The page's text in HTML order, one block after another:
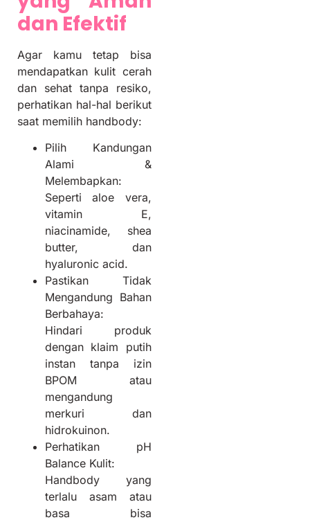
dan Efektif
Agar kamu tetap bisa
mendapatkan kulit cerah
dan sehat tanpa resiko,
perhatikan hal-hal berikut
saat memilih handbody:
Pilih Kandungan
Alami &
Melembapkan:
Seperti aloe vera,
vitamin E,
niacinamide, shea
butter, dan
hyaluronic acid.
Pastikan Tidak
Mengandung Bahan
Berbahaya:
Hindari produk
dengan klaim putih
instan tanpa izin
BPOM atau
mengandung
merkuri dan
hidrokuinon.
Perhatikan pH
Balance Kulit:
Handbody yang
terlalu asam atau
basa bisa